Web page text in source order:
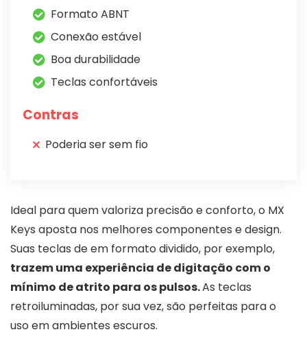
Formato ABNT
Conexão estável
Boa durabilidade
Teclas confortáveis
Contras
Poderia ser sem fio
Ideal para quem valoriza precisão e conforto, o MX
Keys aposta nos melhores componentes e design.
Suas teclas de em formato dividido, por exemplo,
trazem uma experiência de digitação com o
mínimo de atrito para os pulsos.As teclas
retroiluminadas, por sua vez, são perfeitas para o
uso em ambientes escuros.